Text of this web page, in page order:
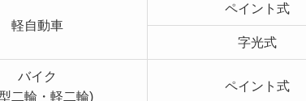
軽自動車
ペイント式
字光式
バイク
二輪・軽二輪)
ペイント式